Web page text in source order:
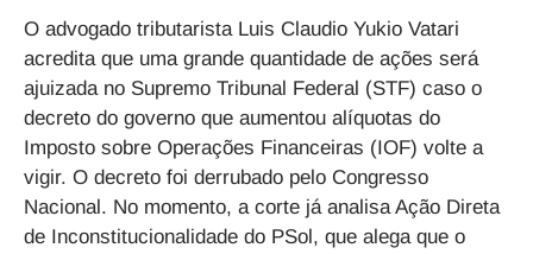
O advogado tributarista Luis Claudio Yukio Vatari
acredita que uma grande quantidade de ações será
ajuizada no Supremo Tribunal Federal (STF) caso o
decreto do governo que aumentou alíquotas do
Imposto sobre Operações Financeiras (IOF) volte a
vigir. O decreto foi derrubado pelo Congresso
Nacional. No momento, a corte já analisa Ação Direta
de Inconstitucionalidade do PSol, que alega que o